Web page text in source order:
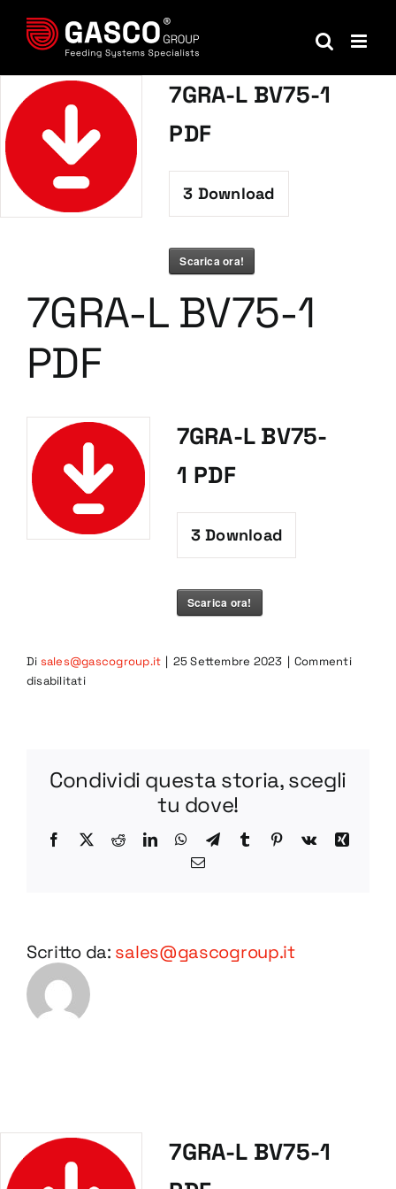
contenuto
7GRA-L BV75-1
PDF
3 Download
Scarica ora!
7GRA-L BV75-1
PDF
7GRA-L BV75-
1 PDF
3Download
Scarica ora!
Di sales@gascogroup.it | 25 Settembre 2023 | Commenti
disabilitatisu
PDF
Condividi questa storia, scegli
tu dove!
Facebook
X RedditLinkedInWhatsApp
TelegramTumblr Pinterest
Vk
Xing
Email
Scritto da: sales@gascogroup.it
7GRA-L BV75-1